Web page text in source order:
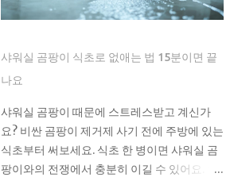
per kWh across most U.S. networks,
물이 안 내려가게 되는 거예요. 처음엔 물이 천
소용없었어요. 결국 배관공한테 연락했더니
면봉이랑 물티슈가 엉켜있었대요. 생각해보면
면봉뿐만 아니라 이런 것들도 변기에 버리면
안 돼요: 물티슈나 각종 티슈류 치실이나 이쑤
시개 담배꽁초 머리카락 뭉치 콘돔이나 생리
대 실제로 변기에 버리면 안 되는 것들 물티슈
샤워실 곰팡이 식초로 없애는 법 15분이면 끝
나요
샤워실 곰팡이 때문에 스트레스받고 계신가
요? 비싼 곰팡이 제거제 사기 전에 주방에 있는
식초부터 써보세요. 식초 한 병이면 샤워실 곰
팡이와의 전쟁에서 충분히 이길 수 있어요. 왜